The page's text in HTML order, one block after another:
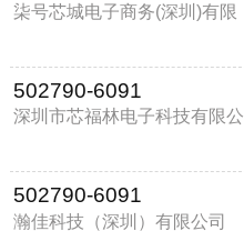
柒号芯城电子商务(深圳)有限
502790-6091
深圳市芯福林电子科技有限公
502790-6091
瀚佳科技（深圳）有限公司